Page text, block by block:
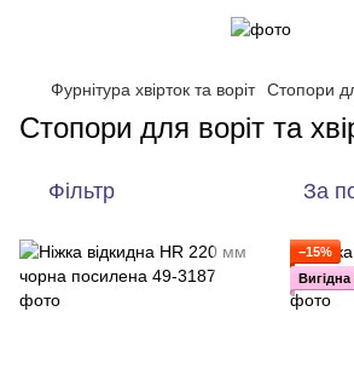
Фурнітура хвірток та воріт Стопори
Стопори для воріт та
Фільтр За
−15%
Вигідна